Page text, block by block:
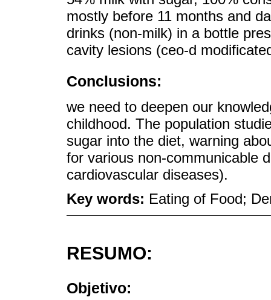
mostly before 11 months and
drinks (non-milk) in a bottle
cavity lesions (ceo-d
Conclusions:
we need to deepen our
childhood. The population
sugar into the diet, warning
for various non-communicable
cardiovascular diseases).
Key words: Eating of Food;
RESUMO:
Objetivo: